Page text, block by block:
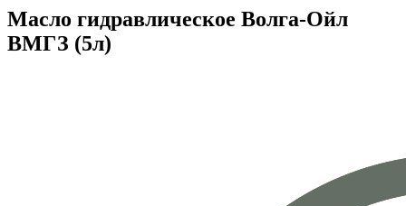
Масло гидравлическое Волга-Ойл
ВМГЗ (5л)